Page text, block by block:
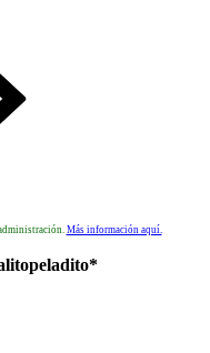
Más información aquí.